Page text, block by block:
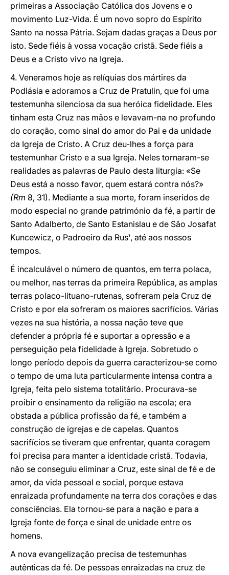
primeiras a Associação Católica dos Jovens e o
movimento Luz-Vida. É um novo sopro do Espírito
Santo na nossa Pátria. Sejam dadas graças a Deus por
isto. Sede fiéis à vossa vocação cristã. Sede fiéis a
Deus e a Cristo vivo na Igreja.
4. Veneramos hoje as relíquias dos mártires da
Podlásia e adoramos a Cruz de Pratulin, que foi uma
testemunha silenciosa da sua heróica fidelidade. Eles
tinham esta Cruz nas mãos e levavam-na no profundo
do coração, como sinal do amor do Pai e da unidade
da Igreja de Cristo. A Cruz deu-lhes a força para
testemunhar Cristo e a sua Igreja. Neles tornaram-se
realidades as palavras de Paulo desta liturgia: «Se
Deus está a nosso favor, quem estará contra nós?»
(Rm 8, 31). Mediante a sua morte, foram inseridos de
modo especial no grande património da fé, a partir de
Santo Adalberto, de Santo Estanislau e de São Josafat
Kuncewicz, o Padroeiro da Rus', até aos nossos
tempos.
É incalculável o número de quantos, em terra polaca,
ou melhor, nas terras da primeira República, as amplas
terras polaco-lituano-rutenas, sofreram pela Cruz de
Cristo e por ela sofreram os maiores sacrifícios. Várias
vezes na sua história, a nossa nação teve que
defender a própria fé e suportar a opressão e a
perseguição pela fidelidade à Igreja. Sobretudo o
longo período depois da guerra caracterizou-se como
o tempo de uma luta particularmente intensa contra a
Igreja, feita pelo sistema totalitário. Procurava-se
proibir o ensinamento da religião na escola; era
obstada a pública profissão da fé, e também a
construção de igrejas e de capelas. Quantos
sacrifícios se tiveram que enfrentar, quanta coragem
foi precisa para manter a identidade cristã. Todavia,
não se conseguiu eliminar a Cruz, este sinal de fé e de
amor, da vida pessoal e social, porque estava
enraizada profundamente na terra dos corações e das
consciências. Ela tornou-se para a nação e para a
Igreja fonte de força e sinal de unidade entre os
homens.
A nova evangelização precisa de testemunhas
autênticas da fé. De pessoas enraizadas na cruz de